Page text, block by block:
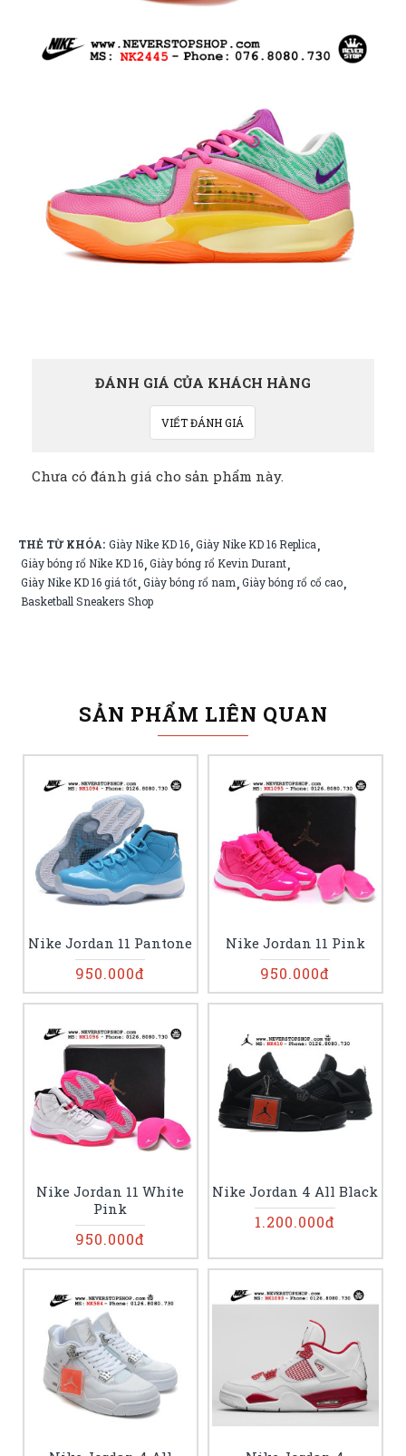
ĐÁNH GIÁ CỦA KHÁCH HÀNG
VIẾT ĐÁNH GIÁ
Chưa có đánh giá cho sản phẩm này.
THẺ TỪ KHÓA: Giày Nike KD 16,Giày Nike KD 16 Replica,
Giày bóng rổ Nike KD 16,Giày bóng rổ Kevin Durant,
Giày Nike KD 16 giá tốt,Giày bóng rổ nam,Giày bóng rổ cổ cao,
Basketball Sneakers Shop
SẢN PHẨM LIÊN QUAN
Nike Jordan 11 Pantone
950.000đ
Nike Jordan 11 Pink
950.000đ
Nike Jordan 11 White
Pink
950.000đ
Nike Jordan 4 All Black
1.200.000đ